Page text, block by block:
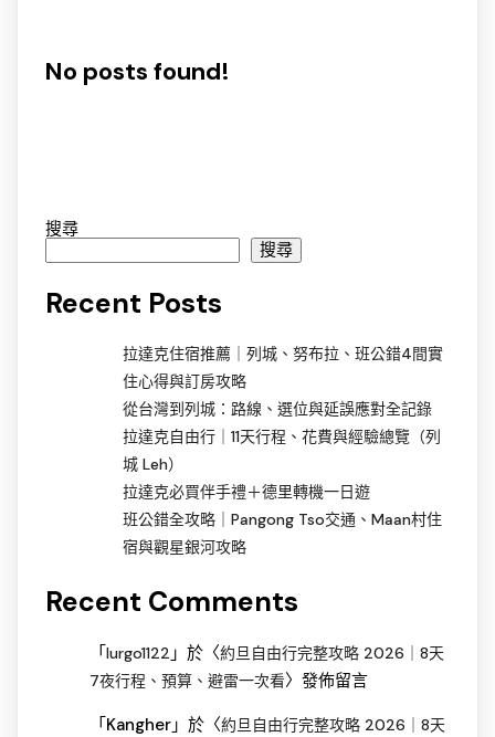
No posts found!
搜尋
搜尋
Recent Posts
拉達克住宿推薦｜列城、努布拉、班公錯4間實
住心得與訂房攻略
從台灣到列城：路線、選位與延誤應對全記錄
拉達克自由行｜11天行程、花費與經驗總覽（列
城 Leh）
拉達克必買伴手禮＋德里轉機一日遊
班公錯全攻略｜Pangong Tso交通、Maan村住
宿與觀星銀河攻略
Recent Comments
「lurgo1122 」於〈約旦自由行完整攻略 2026｜8天
7夜行程、預算、避雷一次看〉發佈留言
「Kangher 」於〈約旦自由行完整攻略 2026｜8天